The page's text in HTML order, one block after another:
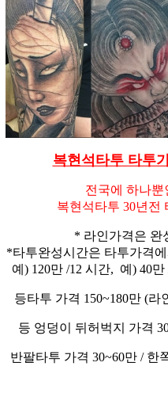
복현석타투 타투
전국에 하나뿐
복현석타투 30년전
* 라인가격은 완
*타투완성시간은 타투가격
예) 120만 /12 시간, 예) 40
등타투 가격 150~180만 (라
등 엉덩이 뒤허벅지 가격
반팔타투 가격 30~60만 / 한